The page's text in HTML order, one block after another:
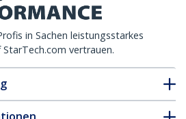
in Sachen leistungsstarkes
vertrauen.